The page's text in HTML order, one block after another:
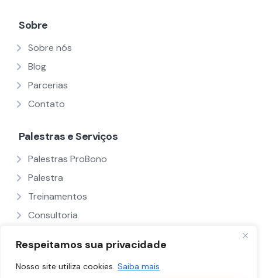
Respeitamos sua privacidade
Nosso site utiliza cookies. Saiba mais
Sobre
Sobre nós
Blog
Parcerias
Contato
Palestras e Serviços
Palestras ProBono
Palestra
Treinamentos
Consultoria